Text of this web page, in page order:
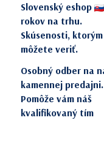
Slovenský eshop
rokov na trhu.
Skúsenosti, ktorým
môžete veriť.
Osobný odber na
kamennej predajni.
Pomôže vám náš
kvalifikovaný tím